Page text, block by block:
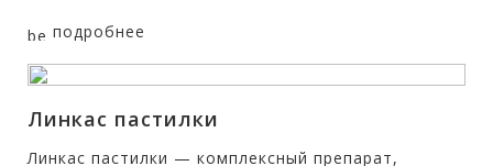
Линкас пастилки
Линкас пастилки — комплексный препарат,
подробнее